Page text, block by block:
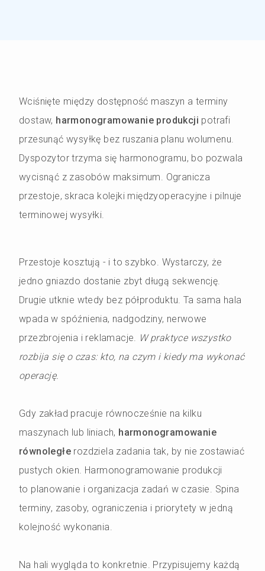
Wciśnięte między dostępność maszyn a terminy
dostaw, harmonogramowanie produkcji potrafi
przesunąć wysyłkę bez ruszania planu wolumenu.
Dyspozytor trzyma się harmonogramu, bo pozwala
wycisnąć z zasobów maksimum. Ogranicza
przestoje, skraca kolejki międzyoperacyjne i pilnuje
terminowej wysyłki.
Przestoje kosztują - i to szybko. Wystarczy, że
jedno gniazdo dostanie zbyt długą sekwencję.
Drugie utknie wtedy bez półproduktu. Ta sama hala
wpada w spóźnienia, nadgodziny, nerwowe
przezbrojenia i reklamacje. W praktyce wszystko
rozbija się o czas: kto, na czym i kiedy ma wykonać
operację.
Gdy zakład pracuje równocześnie na kilku
maszynach lub liniach, harmonogramowanie
równoległe rozdziela zadania tak, by nie zostawiać
pustych okien. Harmonogramowanie produkcji
to planowanie i organizacja zadań w czasie. Spina
terminy, zasoby, ograniczenia i priorytety w jedną
kolejność wykonania.
Na hali wygląda to konkretnie. Przypisujemy każdą